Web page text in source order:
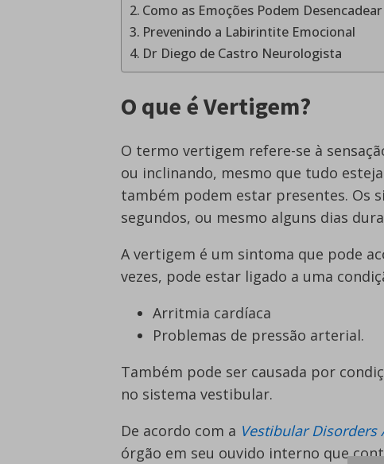
Como as Emoções Podem
Prevenindo a Labirintite Emocional
Dr Diego de Castro Neurologista
O que é Vertigem?
O termo vertigem refere-se à
ou inclinando, mesmo que tudo
também podem estar presentes. Os
segundos, ou mesmo alguns dias
A vertigem é um sintoma que pode
vezes, pode estar ligado a uma
Arritmia cardíaca
Problemas de pressão arterial.
Também pode ser causada por
no sistema vestibular.
De acordo com a Vestibular Disorders
órgão em seu ouvido interno que